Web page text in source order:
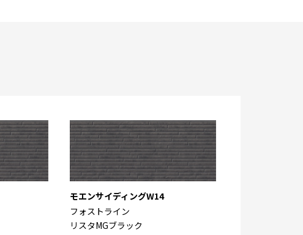
モエンサイディングW14
フォストライン
リスタMGブラック